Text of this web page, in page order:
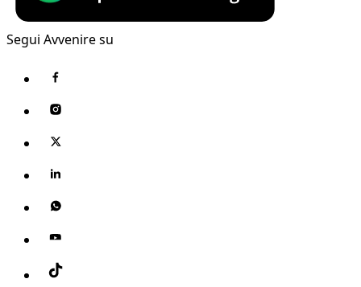
Segui Avvenire su